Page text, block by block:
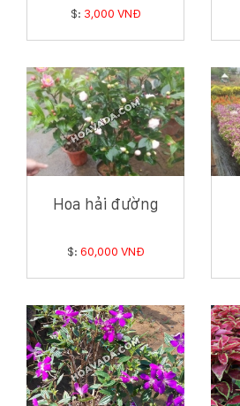
$: 3,000 VNĐ
Hoa hải đường
$: 60,000 VNĐ